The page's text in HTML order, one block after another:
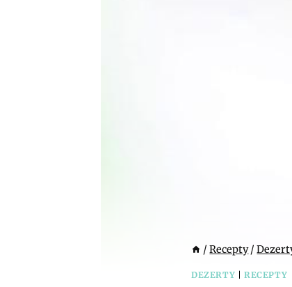
/ Recepty/
DEZERTY | RECEPTY